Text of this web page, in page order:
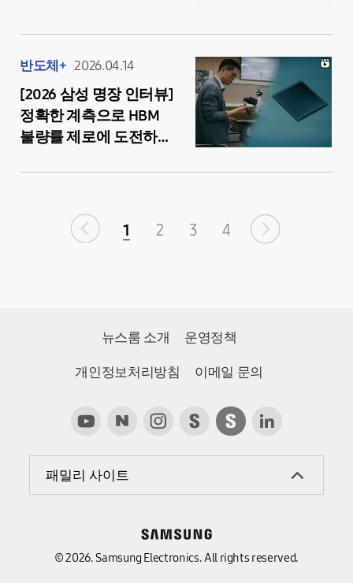
반도체+ 2026.04.14
[2026 삼성 명장 인터뷰]
정확한 계측으로 HBM
불량률 제로에 도전하는
1 2 3 4
뉴스룸 소개 운영정책
개인정보처리방침 이메일 문의
패밀리 사이트
© 2026. Samsung Electronics. All rights reserved.